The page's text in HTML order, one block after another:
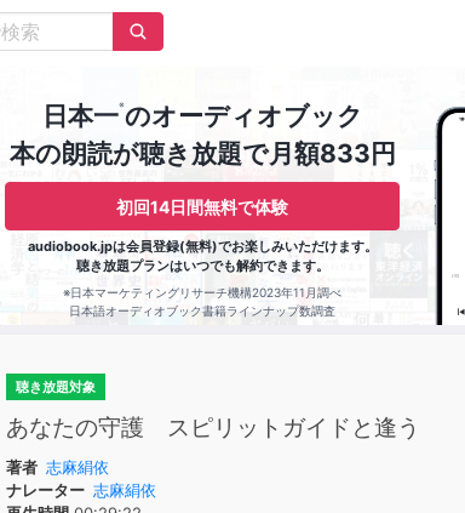
日本一※のオーディオブック
本の朗読が聴き放題で月額833円
初回14日間無料で体験
audiobook.jpは会員登録(無料)でお楽しみいただけます。
聴き放題プランはいつでも解約できます。
※日本マーケティングリサーチ機構2023年11月調べ
日本語オーディオブック書籍ラインナップ数調査
聴き放題対象
あなたの守護 スピリットガイドと逢う
著者 志麻絹依
ナレーター 志麻絹依